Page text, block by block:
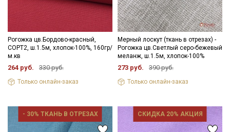
Рогожка цв.Бордово-красный,
СОРТ2, ш.1.5м, хлопок-100%, 160гр/
м.кв
264 руб. 330 руб.
Только онлайн-заказ
Мерный лоскут (ткань в отрезах) -
Рогожка цв.Светлый серо-бежевый
меланж, ш.1.5м, хлопок-100%
273 руб. 390 руб.
Только онлайн-заказ
- 30% ТКАНЬ В ОТРЕЗАХ СКИДКА 20% АКЦИЯ
Подписаться
Ознакомлен(а) с
Политикой обработки персональных
Согласие на обработку персональных
данных
ДаюСогласие на получение рекламных и